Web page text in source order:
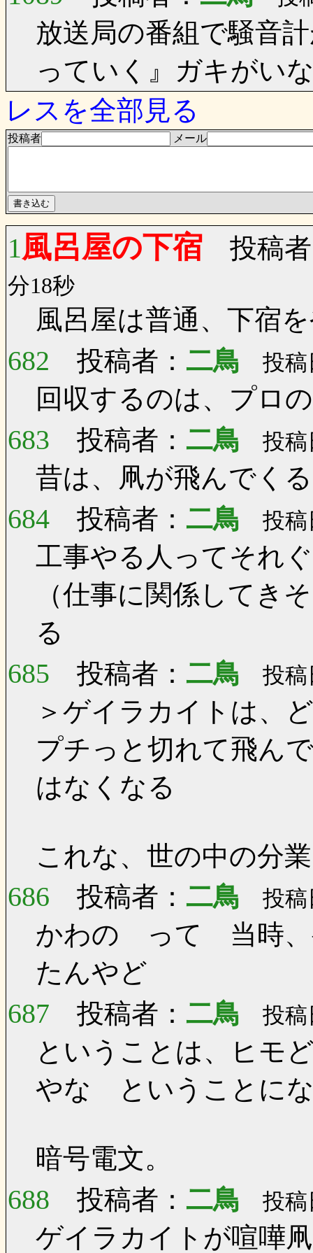
放送局の番組で騒音
っていく』ガキがい
レスを全部見る
投稿者 メール
1風呂屋の下宿 投稿
分18秒
風呂屋は普通、下宿
682 投稿者： 二鳥 投稿
回収するのは、プロ
683 投稿者： 二鳥 投稿
昔は、凧が飛んでく
684 投稿者： 二鳥 投稿
工事やる人ってそれ
（仕事に関係してき
る
685 投稿者： 二鳥 投稿
＞ゲイラカイトは、
プチっと切れて飛ん
はなくなる
これな、世の中の分
686 投稿者： 二鳥 投稿
かわの って 当時、
たんやど
687 投稿者： 二鳥 投稿
ということは、ヒモ
やな ということに
暗号電文。
688 投稿者： 二鳥 投稿
ゲイラカイトが喧嘩